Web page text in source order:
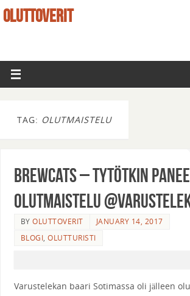
OLUTTOVERIT
TAG: OLUTMAISTELU
Brewcats – Tytötkin
olutmaistelu
BYOLUTTOVERIT
JANUARY 14, 2017
BLOGI,OLUTTURISTI
Varustelekan baari Sotimassa oli jälleen